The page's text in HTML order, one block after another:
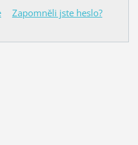
Zapomněli jste heslo?